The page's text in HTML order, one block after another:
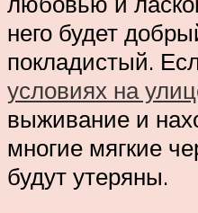
него будет
покладистый.
условиях на
выживание и
многие мягкие
будут утеряны.